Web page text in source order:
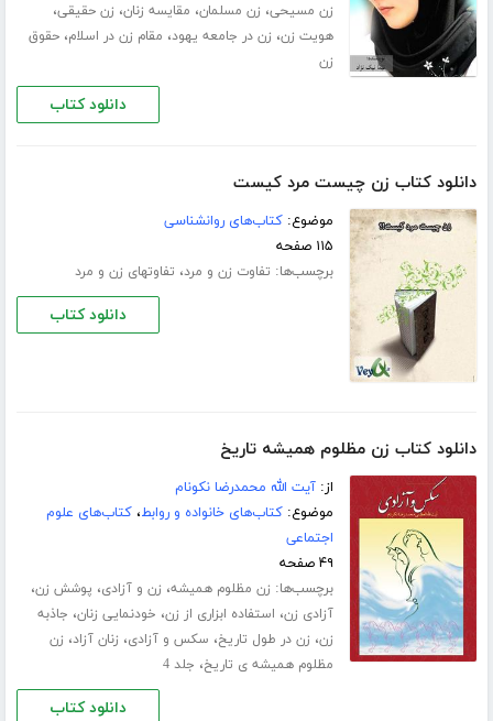
زن مسیحی، زن مسلمان، مقایسه زنان، زن حقیقی،
هویت زن، زن در جامعه یهود، مقام زن در اسلام،حقوق
زن
دانلود کتاب
دانلود کتاب زن چیست مرد کیست
موضوع:کتاب‌های روانشناسی
۱۱۵ صفحه
برچسب‌ها: تفاوت زن و مرد، تفاوتهای زن و مرد
دانلود کتاب
دانلود کتاب زن مظلوم همیشه تاریخ
از:آیت الله محمدرضا نکونام
موضوع:کتاب‌های خانواده و روابط،کتاب‌های علوم
اجتماعی
۴۹ صفحه
برچسب‌ها: زن مظلوم همیشه، زن و آزادی، پوشش زن،
آزادی زن، استفاده ابزاری از زن، خودنمایی زنان، جاذبه
زن، زن در طول تاریخ، سکس و آزادی، زنان آزاد، زن
مظلوم همیشه ی تاریخ، جلد 4
دانلود کتاب